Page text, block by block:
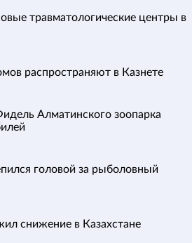
травматологические центры в
распространяют в Казнете
Алматинского зоопарка
головой за рыболовный
снижение в Казахстане